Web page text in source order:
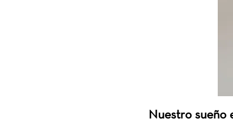
Nuestro sueño